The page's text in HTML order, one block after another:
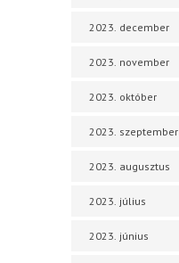
2023. december
2023. november
2023. október
2023. szeptember
2023. augusztus
2023. július
2023. június